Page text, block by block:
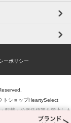
ーポリシー
トショップHeartySelect
転載・公衆送信等を禁止しま